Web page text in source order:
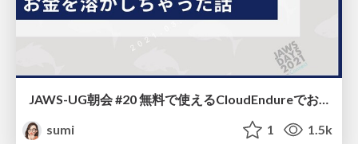
sumi
1 1.5k